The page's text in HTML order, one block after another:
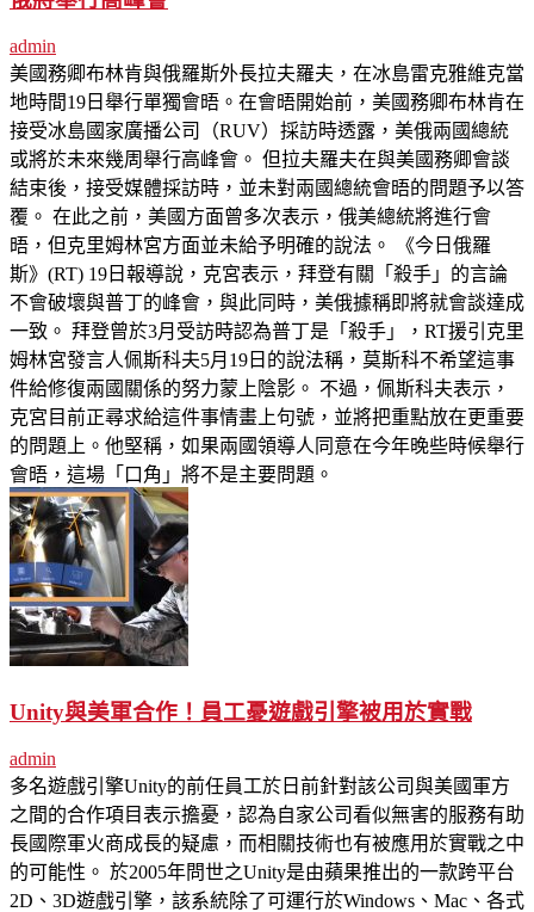
admin
美國務卿布林肯與俄羅斯外長拉夫羅夫，在冰島雷克雅維克當
地時間19日舉行單獨會晤。在會晤開始前，美國務卿布林肯在
接受冰島國家廣播公司（RUV）採訪時透露，美俄兩國總統
或將於未來幾周舉行高峰會。 但拉夫羅夫在與美國務卿會談
結束後，接受媒體採訪時，並未對兩國總統會晤的問題予以答
覆。 在此之前，美國方面曾多次表示，俄美總統將進行會
晤，但克里姆林宮方面並未給予明確的說法。 《今日俄羅
斯》(RT) 19日報導說，克宮表示，拜登有關「殺手」的言論
不會破壞與普丁的峰會，與此同時，美俄據稱即將就會談達成
一致。 拜登曾於3月受訪時認為普丁是「殺手」，RT援引克里
姆林宮發言人佩斯科夫5月19日的說法稱，莫斯科不希望這事
件給修復兩國關係的努力蒙上陰影。 不過，佩斯科夫表示，
克宮目前正尋求給這件事情畫上句號，並將把重點放在更重要
的問題上。他堅稱，如果兩國領導人同意在今年晚些時候舉行
會晤，這場「口角」將不是主要問題。
Unity與美軍合作！員工憂遊戲引擎被用於實戰
admin
多名遊戲引擎Unity的前任員工於日前針對該公司與美國軍方
之間的合作項目表示擔憂，認為自家公司看似無害的服務有助
長國際軍火商成長的疑慮，而相關技術也有被應用於實戰之中
的可能性。 於2005年問世之Unity是由蘋果推出的一款跨平台
2D、3D遊戲引擎，該系統除了可運行於Windows、Mac、各式